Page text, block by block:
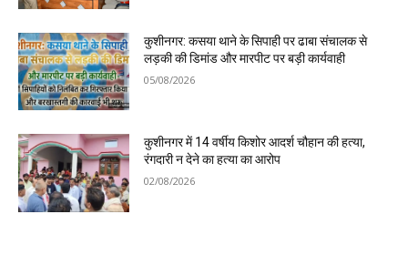
कुशीनगर: कसया थाने के सिपाही पर ढाबा संचालक से
लड़की की डिमांड और मारपीट पर बड़ी कार्यवाही
05/08/2026
कुशीनगर में 14 वर्षीय किशोर आदर्श चौहान की हत्या,
रंगदारी न देने का हत्या का आरोप
02/08/2026